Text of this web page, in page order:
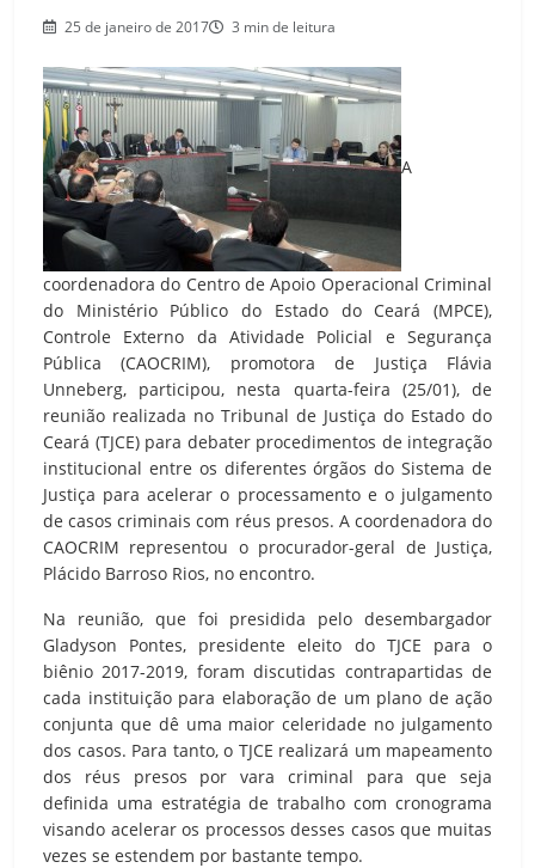
25 de janeiro de 2017 3 min de leitura
A
coordenadora do Centro de Apoio Operacional Criminal
do Ministério Público do Estado do Ceará (MPCE),
Controle Externo da Atividade Policial e Segurança
Pública (CAOCRIM), promotora de Justiça Flávia
Unneberg, participou, nesta quarta-feira (25/01), de
reunião realizada no Tribunal de Justiça do Estado do
Ceará (TJCE) para debater procedimentos de integração
institucional entre os diferentes órgãos do Sistema de
Justiça para acelerar o processamento e o julgamento
de casos criminais com réus presos. A coordenadora do
CAOCRIM representou o procurador-geral de Justiça,
Plácido Barroso Rios, no encontro.
Na reunião, que foi presidida pelo desembargador
Gladyson Pontes, presidente eleito do TJCE para o
biênio 2017-2019, foram discutidas contrapartidas de
cada instituição para elaboração de um plano de ação
conjunta que dê uma maior celeridade no julgamento
dos casos. Para tanto, o TJCE realizará um mapeamento
dos réus presos por vara criminal para que seja
definida uma estratégia de trabalho com cronograma
visando acelerar os processos desses casos que muitas
vezes se estendem por bastante tempo.